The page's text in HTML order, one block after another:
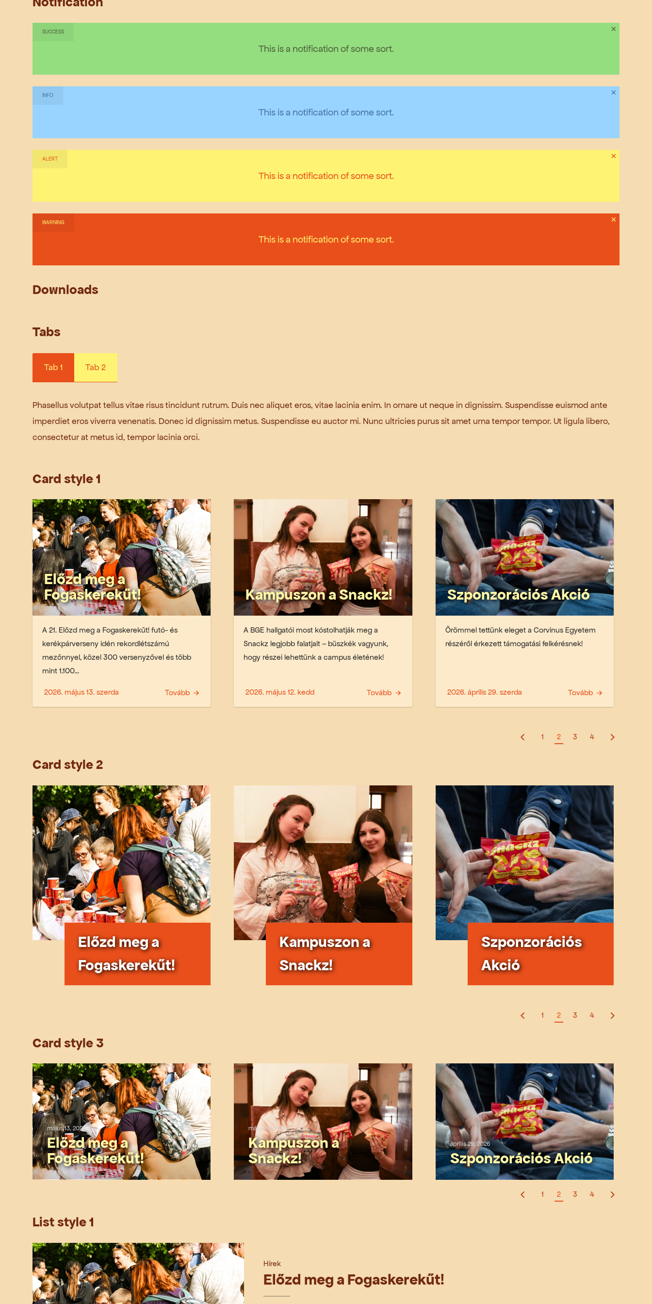
SUCCESS
This is a notification of some sort.
×
INFO
This is a notification of some sort.
×
ALERT
This is a notification of some sort.
×
WARNING
This is a notification of some sort.
×
Downloads
Tabs
Tab 1 Tab 2
Phasellus volutpat tellus vitae risus tincidunt rutrum. Duis nec aliquet eros, vitae lacinia enim. In ornare ut neque in dignissim. Suspendisse euismod ante
imperdiet eros viverra venenatis. Donec id dignissim metus. Suspendisse eu auctor mi. Nunc ultricies purus sit amet urna tempor tempor. Ut ligula libero,
consectetur at metus id, tempor lacinia orci.
Card style 1
Előzd meg a
Fogaskerekűt!
A 21. Előzd meg a Fogaskerekűt! futó- és
kerékpárverseny idén rekordlétszámú
mezőnnyel, közel 300 versenyzővel és több
mint 1.100...
2026. május 13. szerda Tovább
Kampuszon a Snackz!
A BGE hallgatói most kóstolhatják meg a
Snackz legjobb falatjait – büszkék vagyunk,
hogy részei lehettünk a campus életének!
2026. május 12. kedd Tovább
Szponzorációs Akció
Örömmel tettünk eleget a Corvinus Egyetem
részéről érkezett támogatási felkérésnek!
2026. április 29. szerda Tovább
1 2 3 4
Card style 2
Előzd meg a
Fogaskerekűt!
Kampuszon a
Snackz!
Szponzorációs
Akció
1 2 3 4
Card style 3
május 13, 2026
Előzd meg a
Fogaskerekűt!
május 12, 2026
Kampuszon a
Snackz!
április 29, 2026
Szponzorációs Akció
1 2 3 4
List style 1
Hírek
Előzd meg a Fogaskerekűt!